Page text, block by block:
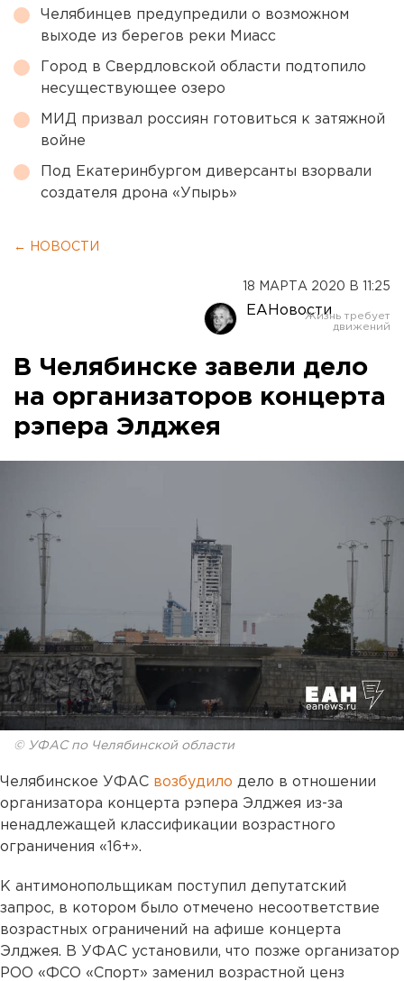
Челябинцев предупредили о возможном
выходе из берегов реки Миасс
Город в Свердловской области подтопило
несуществующее озеро
МИД призвал россиян готовиться к затяжной
войне
Под Екатеринбургом диверсанты взорвали
создателя дрона «Упырь»
← НОВОСТИ
18 МАРТА 2020 В 11:25
ЕАНовости
В Челябинске завели дело
на организаторов концерта
рэпера Элджея
© УФАС по Челябинской области
Челябинское УФАС возбудило дело в отношении
организатора концерта рэпера Элджея из-за
ненадлежащей классификации возрастного
ограничения «16+».
К антимонопольщикам поступил депутатский
запрос, в котором было отмечено несоответствие
возрастных ограничений на афише концерта
Элджея. В УФАС установили, что позже организатор
РОО «ФСО «Спорт» заменил возрастной ценз